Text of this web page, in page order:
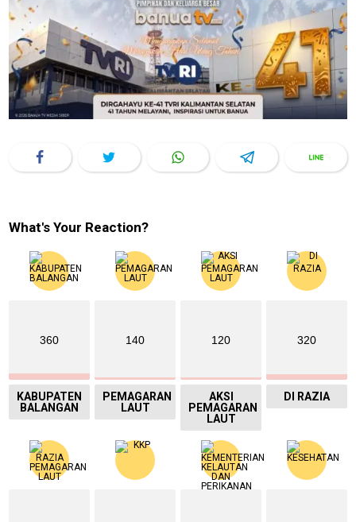
What's Your Reaction?
360
KABUPATEN
BALANGAN
140
PEMAGARAN
LAUT
120
AKSI
PEMAGARAN
LAUT
320
DI RAZIA